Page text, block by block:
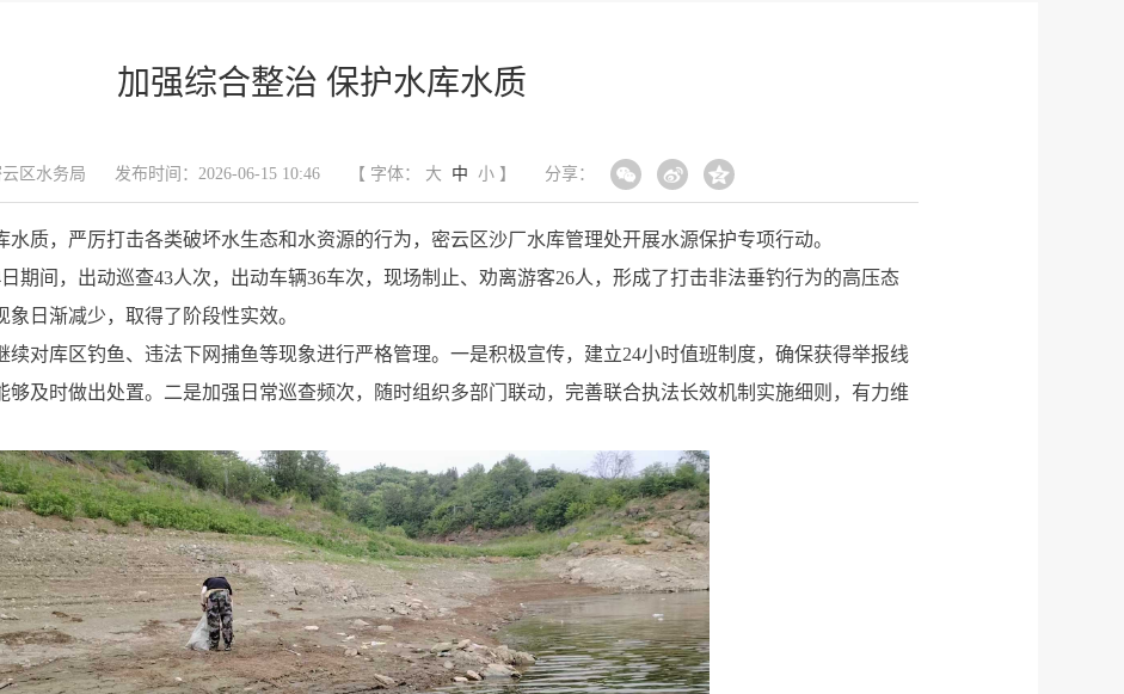
加强综合整治 保护水库水质
区水务局 发布时间：2026-06-15 10:46 【 字体： 大 中 小】 分享：
水质，严厉打击各类破坏水生态和水资源的行为，密云区沙厂水库管理处开展水源保护专项行动。
日期间，出动巡查43人次，出动车辆36车次，现场制止、劝离游客26人，形成了打击非法垂钓行为的高压态
日渐减少，取得了阶段性实效。
续对库区钓鱼、违法下网捕鱼等现象进行严格管理。一是积极宣传，建立24小时值班制度，确保获得举报线
够及时做出处置。二是加强日常巡查频次，随时组织多部门联动，完善联合执法长效机制实施细则，有力维